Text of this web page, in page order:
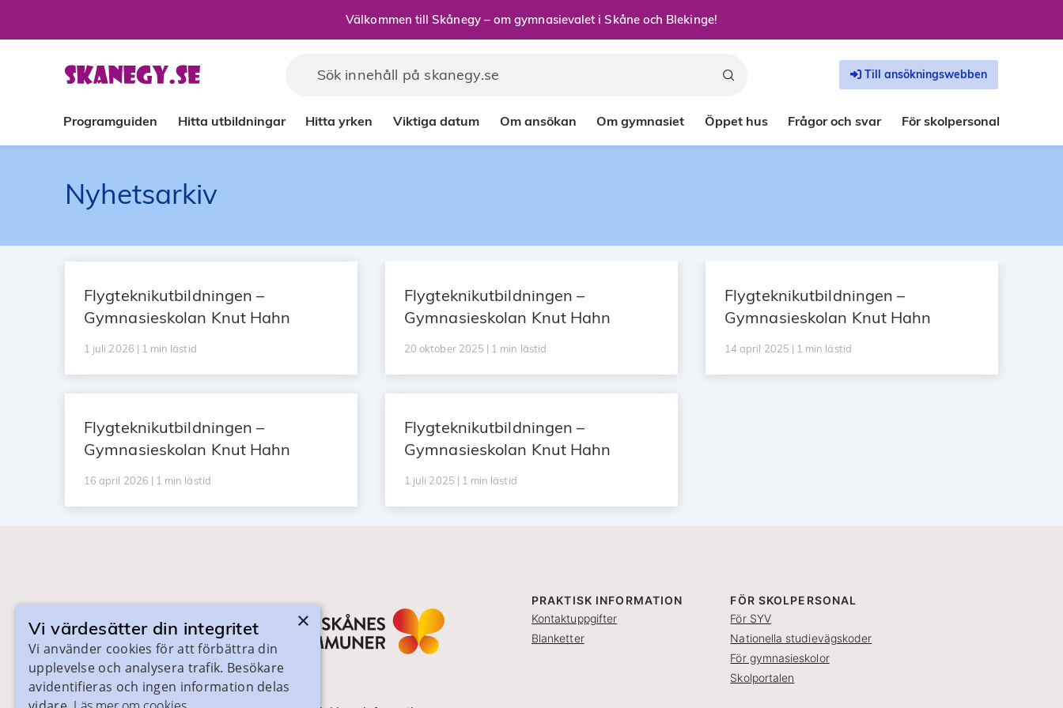
Välkommen till Skånegy – om gymnasievalet i Skåne och Blekinge!
Programguiden Hitta utbildningar Hitta yrken Viktiga datum Om ansökan Om gymnasiet Öppet hus Frågor och svar För skolpersonal
Till ansökningswebben
Nyhetsarkiv
Flygteknikutbildningen –
Gymnasieskolan Knut Hahn
1 juli 2026 | 1 min lästid
Flygteknikutbildningen –
Gymnasieskolan Knut Hahn
16 april 2026 | 1 min lästid
Flygteknikutbildningen –
Gymnasieskolan Knut Hahn
20 oktober 2025 | 1 min lästid
Flygteknikutbildningen –
Gymnasieskolan Knut Hahn
1 juli 2025 | 1 min lästid
Flygteknikutbildningen –
Gymnasieskolan Knut Hahn
14 april 2025 | 1 min lästid
PRAKTISK INFORMATION
Kontaktuppgifter
Blanketter
FÖR SKOLPERSONAL
För SYV
Nationella studievägskoder
För gymnasieskolor
Skolportalen
×
Vi värdesätter din integritet
Vi använder cookies för att förbättra din
upplevelse och analysera trafik. Besökare
avidentifieras och ingen information delas